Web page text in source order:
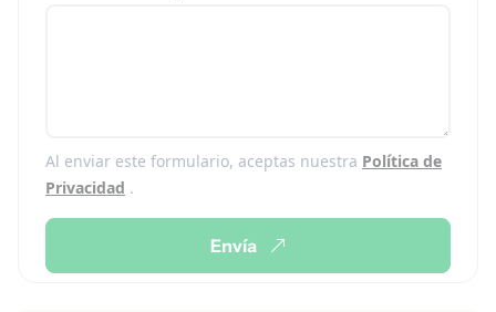
Al enviar este formulario, aceptas nuestra Política de
Privacidad .
Envía